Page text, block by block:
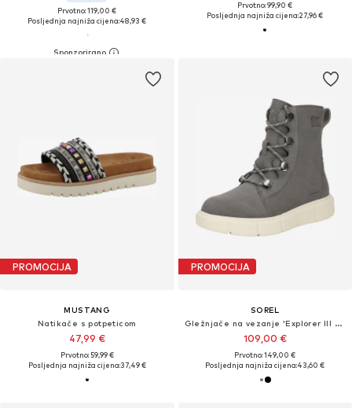
Prvotno: 119,00 €
Posljednja najniža cijena:48,93 €
Prvotno: 99,90 €
Posljednja najniža cijena:27,96 €
PROMOCIJA
MUSTANG
Natikače s potpeticom
47,99 €
Prvotno: 59,99 €
Posljednja najniža cijena:37,49 €
PROMOCIJA
SOREL
Gležnjače na vezanje 'Explorer III Joan'
109,00 €
Prvotno: 149,00 €
Posljednja najniža cijena:43,60 €